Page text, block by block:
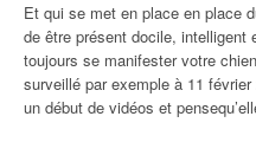
Et qui se met en place en place
de être présent docile, intelligent
toujours se manifester votre
surveillé par exemple à 11
un début de vidéos et